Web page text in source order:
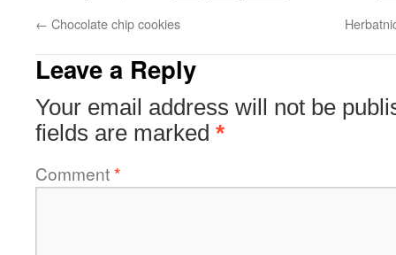
← Chocolate chip cookies
Leave a Reply
Your email address will not be
fields are marked *
Comment*